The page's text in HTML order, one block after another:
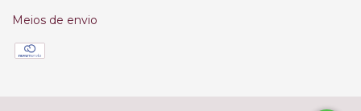
Meios de envio